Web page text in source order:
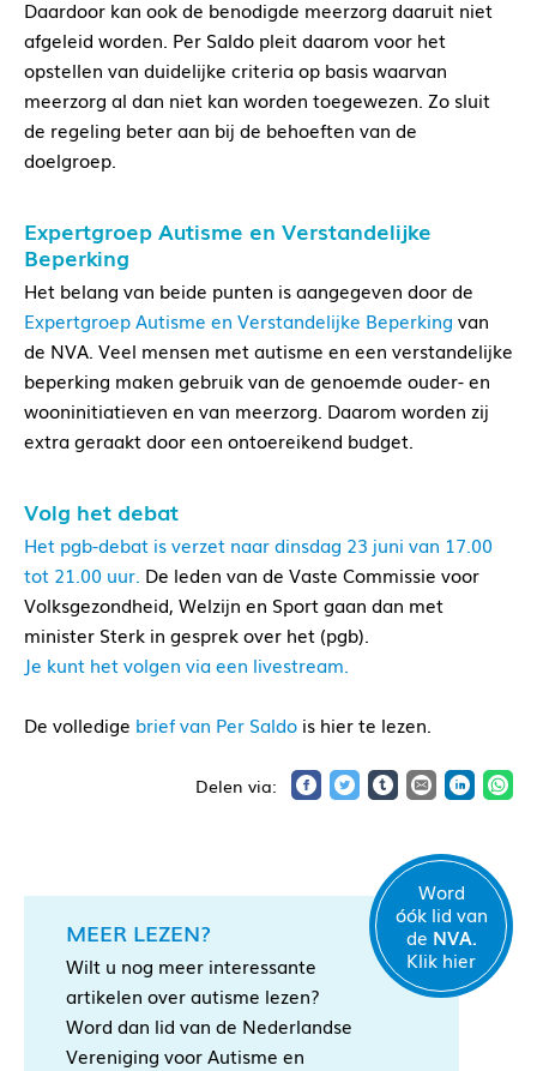
Daardoor kan ook de benodigde meerzorg daaruit niet
afgeleid worden. Per Saldo pleit daarom voor het
opstellen van duidelijke criteria op basis waarvan
meerzorg al dan niet kan worden toegewezen. Zo sluit
de regeling beter aan bij de behoeften van de
doelgroep.
Expertgroep Autisme en Verstandelijke
Beperking
Het belang van beide punten is aangegeven door de
Expertgroep Autisme en Verstandelijke Beperking van
de NVA. Veel mensen met autisme en een verstandelijke
beperking maken gebruik van de genoemde ouder- en
wooninitiatieven en van meerzorg. Daarom worden zij
extra geraakt door een ontoereikend budget.
Volg het debat
Het pgb-debat is verzet naar dinsdag 23 juni van 17.00
tot 21.00 uur. De leden van de Vaste Commissie voor
Volksgezondheid, Welzijn en Sport gaan dan met
minister Sterk in gesprek over het (pgb).
Je kunt het volgen via een livestream.
De volledige brief van Per Saldo is hier te lezen.
MEER LEZEN?
Wilt u nog meer interessante
artikelen over autisme lezen?
Word dan lid van de Nederlandse
Vereniging voor Autisme en
Word
óók lid van
de NVA.
Klik hier